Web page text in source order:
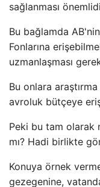
sağlanması
Bu bağlamda
Fonlarına
uzmanlaşması
Bu onlara
avroluk bütçeye
Peki bu tam olarak
mı? Hadi birlikte
Konuya örnek
gezegenine,